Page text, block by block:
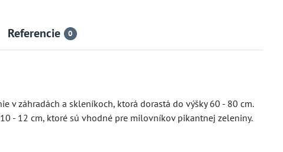
Referencie 0
v záhradách a skleníkoch, ktorá dorastá do výšky 60 - 80 cm.
- 12 cm, ktoré sú vhodné pre milovníkov pikantnej zeleniny.